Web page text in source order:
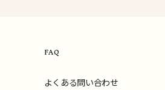
FAQ
よくある問い合わせ